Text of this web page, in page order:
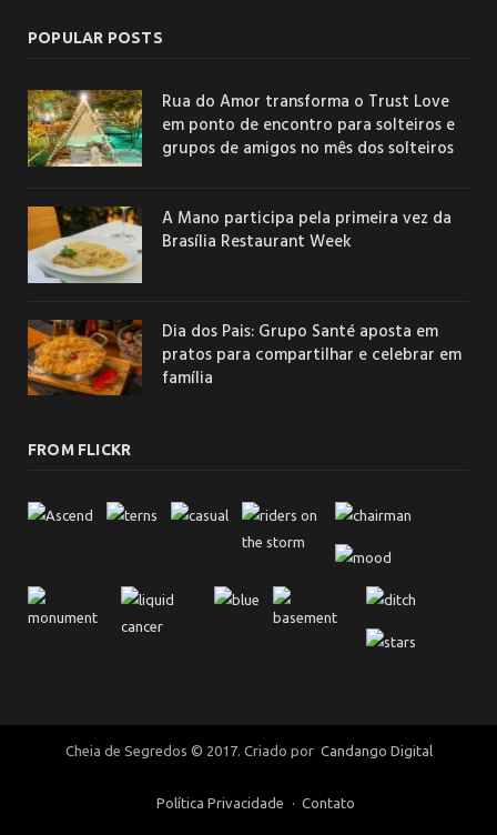
POPULAR POSTS
Rua do Amor transforma o Trust Love
em ponto de encontro para solteiros e
grupos de amigos no mês dos solteiros
A Mano participa pela primeira vez da
Brasília Restaurant Week
Dia dos Pais: Grupo Santé aposta em
pratos para compartilhar e celebrar em
família
FROM FLICKR
Cheia de Segredos © 2017. Criado por Candango Digital
Política Privacidade Contato